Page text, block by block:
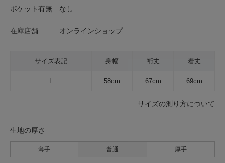
ポケット有無 なし
在庫店舗 オンラインショップ
サイズ表記 身幅 裄丈 着丈
58cm 67cm 69cm
サイズの測り方について
生地の厚さ
薄手 普通 厚手